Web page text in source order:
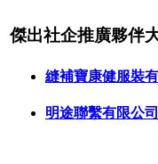
傑出社企推廣夥伴
縫補寶康健服裝
明途聯繫有限公司